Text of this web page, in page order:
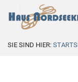
SIE SIND HIER: